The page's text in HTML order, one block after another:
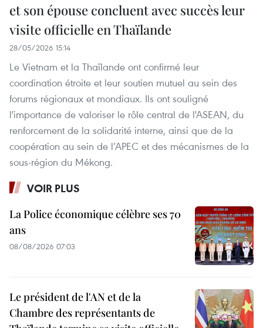
et son épouse concluent avec succès leur
visite officielle en Thaïlande
28/05/2026 15:14
Le Vietnam et la Thaïlande ont confirmé leur
coordination étroite et leur soutien mutuel au sein des
forums régionaux et mondiaux. Ils ont souligné
l'importance de valoriser le rôle central de l'ASEAN, du
renforcement de la solidarité interne, ainsi que de la
coopération au sein de l’APEC et des mécanismes de la
sous-région du Mékong.
VOIR PLUS
La Police économique célèbre ses 70
ans
08/08/2026 07:03
Le président de l'AN et de la
Chambre des représentants de